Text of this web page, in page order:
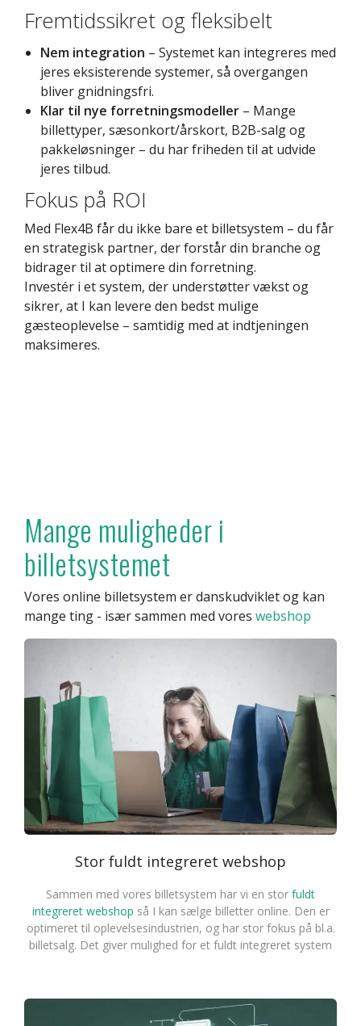
Fremtidssikret og fleksibelt
Nem integration – Systemet kan integreres med
jeres eksisterende systemer, så overgangen
bliver gnidningsfri.
Klar til nye forretningsmodeller – Mange
billettyper, sæsonkort/årskort, B2B-salg og
pakkeløsninger – du har friheden til at udvide
jeres tilbud.
Fokus på ROI
Med Flex4B får du ikke bare et billetsystem – du får
en strategisk partner, der forstår din branche og
bidrager til at optimere din forretning.
Investér i et system, der understøtter vækst og
sikrer, at I kan levere den bedst mulige
gæsteoplevelse – samtidig med at indtjeningen
maksimeres.
Mange muligheder i
billetsystemet
Vores online billetsystem er danskudviklet og kan
mange ting - især sammen med vores webshop
Stor fuldt integreret webshop
Sammen med vores billetsystem har vi en stor fuldt
integreret webshop så I kan sælge billetter online. Den er
optimeret til oplevelsesindustrien, og har stor fokus på bl.a.
billetsalg. Det giver mulighed for et fuldt integreret system